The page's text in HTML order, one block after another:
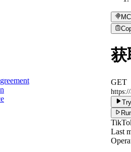
获
GET
Last